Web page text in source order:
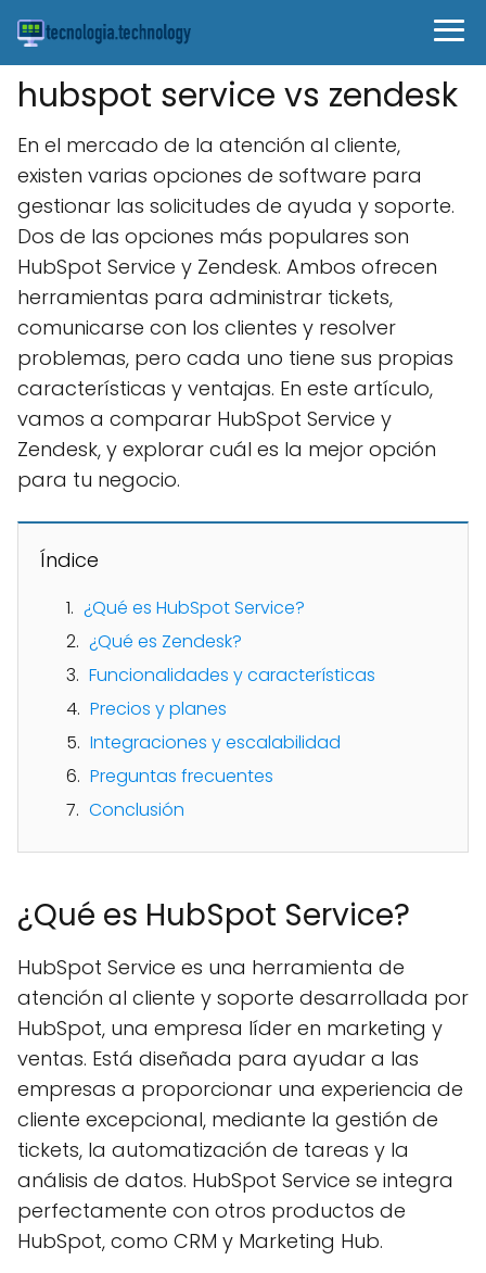
hubspot service vs zendesk
En el mercado de la atención al cliente,
existen varias opciones de software para
gestionar las solicitudes de ayuda y soporte.
Dos de las opciones más populares son
HubSpot Service y Zendesk. Ambos ofrecen
herramientas para administrar tickets,
comunicarse con los clientes y resolver
problemas, pero cada uno tiene sus propias
características y ventajas. En este artículo,
vamos a comparar HubSpot Service y
Zendesk, y explorar cuál es la mejor opción
para tu negocio.
Índice
¿Qué es HubSpot Service?
¿Qué es Zendesk?
Funcionalidades y características
Precios y planes
Integraciones y escalabilidad
Preguntas frecuentes
Conclusión
¿Qué es HubSpot Service?
HubSpot Service es una herramienta de
atención al cliente y soporte desarrollada por
HubSpot, una empresa líder en marketing y
ventas. Está diseñada para ayudar a las
empresas a proporcionar una experiencia de
cliente excepcional, mediante la gestión de
tickets, la automatización de tareas y la
análisis de datos. HubSpot Service se integra
perfectamente con otros productos de
HubSpot, como CRM y Marketing Hub.